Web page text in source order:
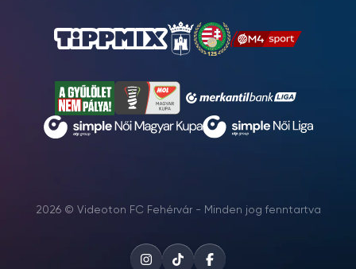
2026 © Videoton FC Fehérvár - Minden jog fenntartva